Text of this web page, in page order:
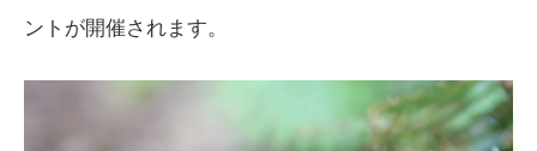
ントが開催されます。